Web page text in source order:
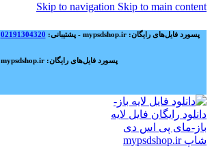
Skip to navigation Skip to main content
پسورد فایل‌های رایگان: mypsdshop.ir - پشتیبانی: arshiya_ag@yahoo.com 02191304320
پسورد فایل‌های رایگان: mypsdshop.ir